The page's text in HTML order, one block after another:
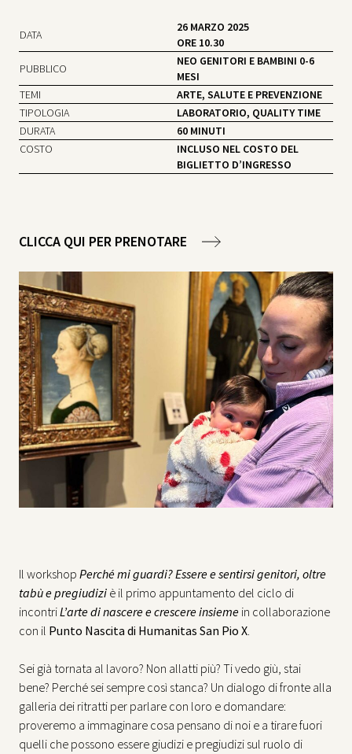
DATA
26 MARZO 2025
ORE 10.30
PUBBLICO
NEO GENITORI E BAMBINI 0-6
MESI
TEMI
ARTE, SALUTE E PREVENZIONE
TIPOLOGIA
LABORATORIO, QUALITY TIME
DURATA
60 MINUTI
COSTO
INCLUSO NEL COSTO DEL
BIGLIETTO D’INGRESSO
CLICCA QUI PER PRENOTARE
Il workshop Perché mi guardi? Essere e sentirsi genitori, oltre
tabù e pregiudizi è il primo appuntamento del ciclo di
incontriL’arte di nascere e crescere insieme in collaborazione
con il Punto Nascita di Humanitas San Pio X.
Sei già tornata al lavoro? Non allatti più? Ti vedo giù, stai
bene? Perché sei sempre così stanca? Un dialogo di fronte alla
galleria dei ritratti per parlare con loro e domandare:
proveremo a immaginare cosa pensano di noi e a tirare fuori
quelli che possono essere giudizi e pregiudizi sul ruolo di